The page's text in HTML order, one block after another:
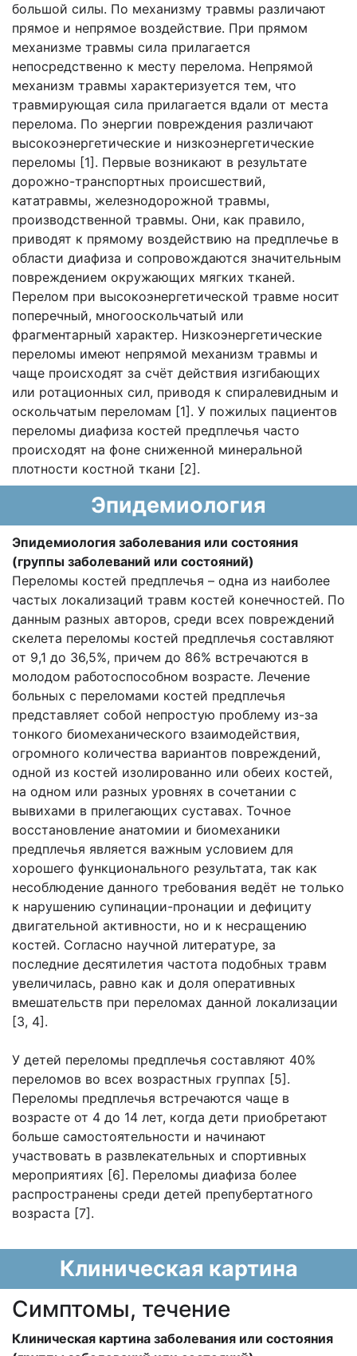
большой силы. По механизму травмы различают
прямое и непрямое воздействие. При прямом
механизме травмы сила прилагается
непосредственно к месту перелома. Непрямой
механизм травмы характеризуется тем, что
травмирующая сила прилагается вдали от места
перелома. По энергии повреждения различают
высокоэнергетические и низкоэнергетические
переломы [1]. Первые возникают в результате
дорожно-транспортных происшествий,
кататравмы, железнодорожной травмы,
производственной травмы. Они, как правило,
приводят к прямому воздействию на предплечье в
области диафиза и сопровождаются значительным
повреждением окружающих мягких тканей.
Перелом при высокоэнергетической травме носит
поперечный, многооскольчатый или
фрагментарный характер. Низкоэнергетические
переломы имеют непрямой механизм травмы и
чаще происходят за счёт действия изгибающих
или ротационных сил, приводя к спиралевидным и
оскольчатым переломам [1]. У пожилых пациентов
переломы диафиза костей предплечья часто
происходят на фоне сниженной минеральной
плотности костной ткани [2].
Эпидемиология
Эпидемиология заболевания или состояния
(группы заболеваний или состояний)
Переломы костей предплечья – одна из наиболее
частых локализаций травм костей конечностей. По
данным разных авторов, среди всех повреждений
скелета переломы костей предплечья составляют
от 9,1 до 36,5%, причем до 86% встречаются в
молодом работоспособном возрасте. Лечение
больных с переломами костей предплечья
представляет собой непростую проблему из-за
тонкого биомеханического взаимодействия,
огромного количества вариантов повреждений,
одной из костей изолированно или обеих костей,
на одном или разных уровнях в сочетании с
вывихами в прилегающих суставах. Точное
восстановление анатомии и биомеханики
предплечья является важным условием для
хорошего функционального результата, так как
несоблюдение данного требования ведёт не только
к нарушению супинации-пронации и дефициту
двигательной активности, но и к несращению
костей. Согласно научной литературе, за
последние десятилетия частота подобных травм
увеличилась, равно как и доля оперативных
вмешательств при переломах данной локализации
[3, 4].
У детей переломы предплечья составляют 40%
переломов во всех возрастных группах [5].
Переломы предплечья встречаются чаще в
возрасте от 4 до 14 лет, когда дети приобретают
больше самостоятельности и начинают
участвовать в развлекательных и спортивных
мероприятиях [6]. Переломы диафиза более
распространены среди детей препубертатного
возраста [7].
Клиническая картина
Cимптомы, течение
Клиническая картина заболевания или состояния